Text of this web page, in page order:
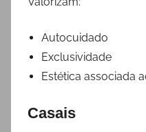
Autocuidado
Exclusividade
Estética associada
Casais